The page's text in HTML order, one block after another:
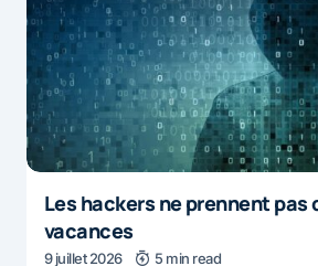
Les hackers ne prennent pas
vacances
9 juillet 2026 5 min read